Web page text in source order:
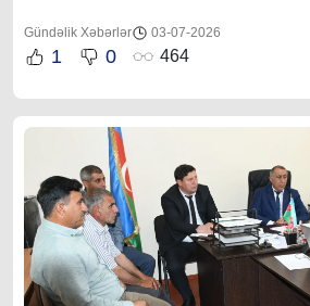
Gündəlik Xəbərlər 03-07-2026
1 0 464